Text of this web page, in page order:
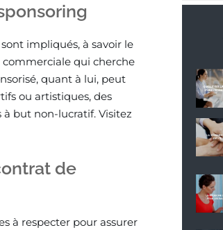
impliqués, à savoir le
commerciale qui cherche
quant à lui, peut
ou artistiques, des
but non-lucratif. Visitez
de
à respecter pour assurer